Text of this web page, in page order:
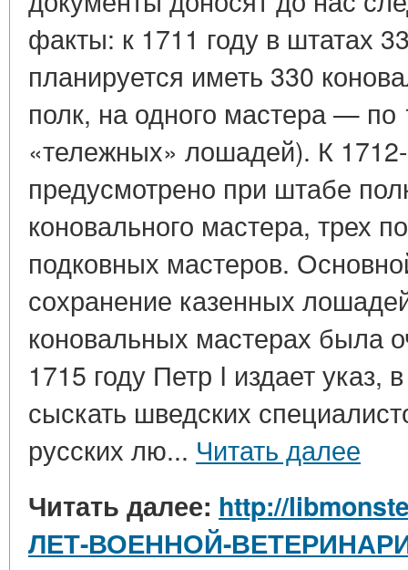
факты: к 1711 году в штатах
планируется иметь 330
полк, на одного мастера — по
«тележных» лошадей). К
предусмотрено при штабе
коновального мастера, трех
подковных мастеров.
сохранение казенных
коновальных мастерах была
1715 году Петр I издает указ,
сыскать шведских
русских лю... Читать далее
Читать далее: http://
ЛЕТ-ВОЕННОЙ-